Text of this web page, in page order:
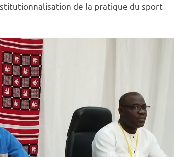
de la pratique du sport